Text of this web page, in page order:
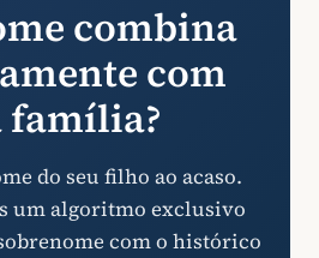
combina
com
família?
do seu filho ao acaso.
um algoritmo exclusivo
com o histórico